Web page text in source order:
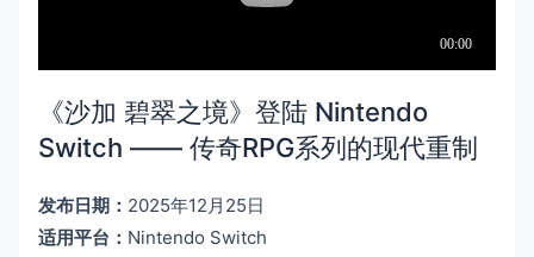
《沙加 碧翠之境》登陆 Nintendo
Switch —— 传奇RPG系列的现代重制
发布日期： 2025年12月25日
适用平台： Nintendo Switch